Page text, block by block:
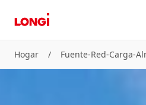
Hogar /